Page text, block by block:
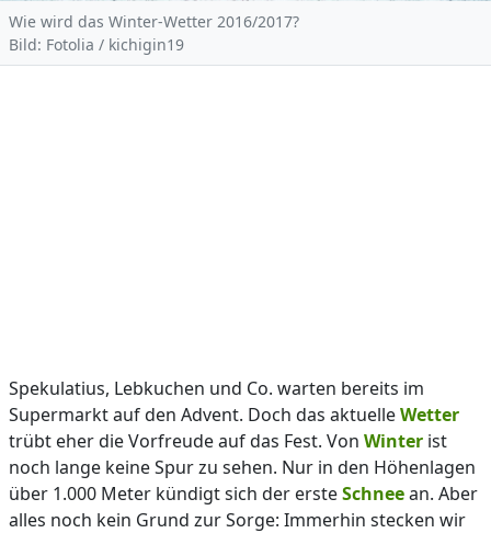
Wie wird das Winter-Wetter 2016/2017?
Bild: Fotolia / kichigin19
Spekulatius, Lebkuchen und Co. warten bereits im
Supermarkt auf den Advent. Doch das aktuelleWetter
trübt eher die Vorfreude auf das Fest. Von Winter ist
noch lange keine Spur zu sehen. Nur in den Höhenlagen
über 1.000 Meter kündigt sich der ersteSchneean. Aber
alles noch kein Grund zur Sorge: Immerhin stecken wir